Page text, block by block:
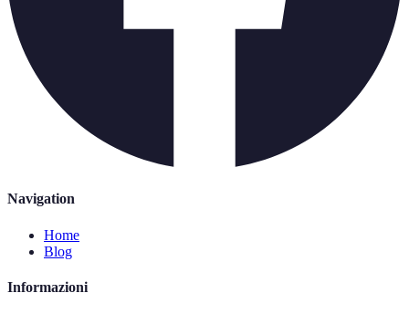
Navigation
Home
Blog
Informazioni